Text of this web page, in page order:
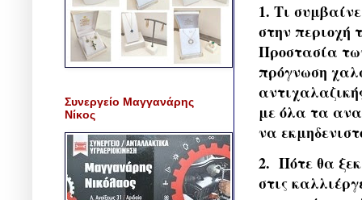
1. Τι
στην
Προστασία
πρόγνωση
με όλα τα
να
2. Πότε θα
στις
Συνεργείο Μαγγανάρης
Νίκος